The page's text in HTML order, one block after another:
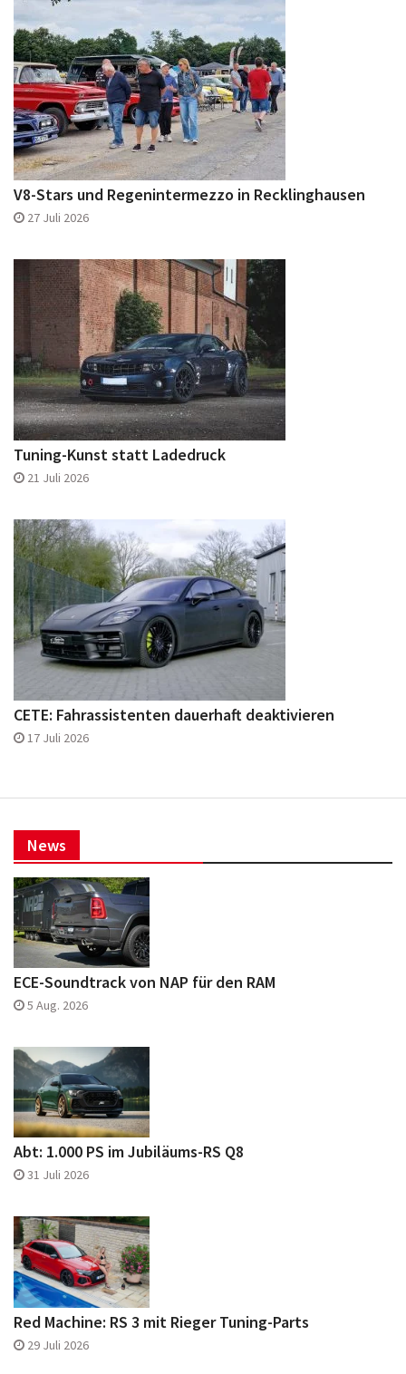
V8-Stars und Regenintermezzo in Recklinghausen
27 Juli 2026
Tuning-Kunst statt Ladedruck
21 Juli 2026
CETE: Fahrassistenten dauerhaft deaktivieren
17 Juli 2026
News
ECE-Soundtrack von NAP für den RAM
5 Aug. 2026
Abt: 1.000 PS im Jubiläums-RS Q8
31 Juli 2026
Red Machine: RS 3 mit Rieger Tuning-Parts
29 Juli 2026